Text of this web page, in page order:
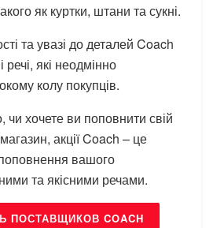
як куртки, штани та сукні.
та увазі до деталей Coach
які неодмінно
колу покупців.
чи хочете ви поповнити свій
акції Coach – це
вашого
та якісними речами.
ПОСТАВЩИКОВ COACH